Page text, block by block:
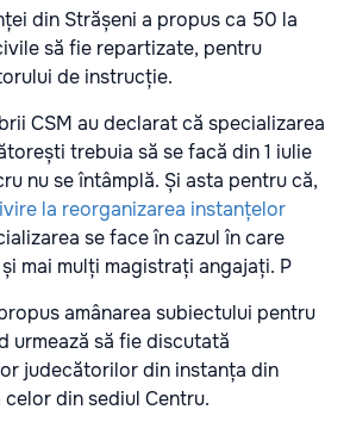
din Strășeni a propus ca 50 la
să fie repartizate, pentru
de instrucție.
CSM au declarat că specializarea
trebuia să se facă din 1 iulie
nu se întâmplă. Și asta pentru că,
la reorganizarea instanțelor
se face în cazul în care
mai mulți magistrați angajați. P
amânarea subiectului pentru
urmează să fie discutată
judecătorilor din instanța din
din sediul Centru.